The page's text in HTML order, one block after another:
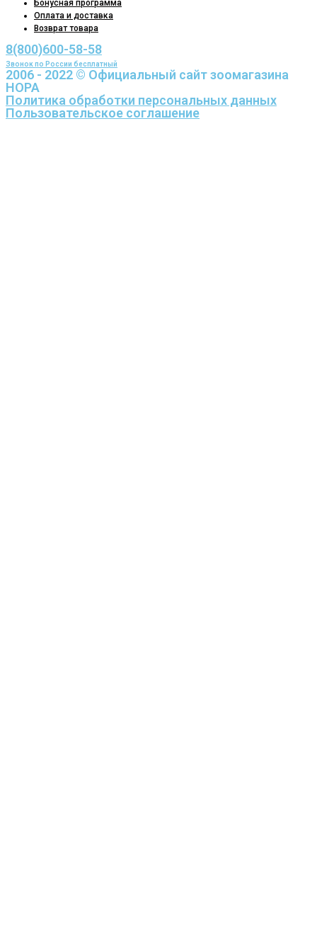
Бонусная программа
Оплата и доставка
Возврат товара
8(800)600-58-58
Звонок по России бесплатный
2006 - 2022 © Официальный сайт зоомагазина
НОРА
Политика обработки персональных данных
Пользовательское соглашение